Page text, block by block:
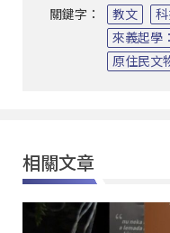
關鍵字： 教文
來義起學
原住民文
相關文章